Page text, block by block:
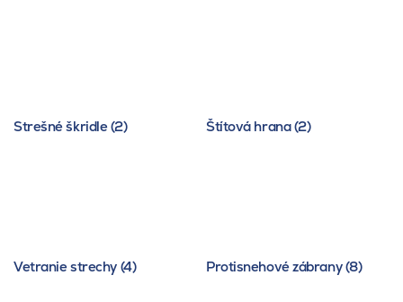
Strešné škridle (2) Štítová hrana (2)
Vetranie strechy (4) Protisnehové zábrany (8)